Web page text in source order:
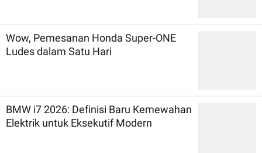
Wow, Pemesanan Honda Super-ONE
Ludes dalam Satu Hari
BMW i7 2026: Definisi Baru Kemewahan
Elektrik untuk Eksekutif Modern